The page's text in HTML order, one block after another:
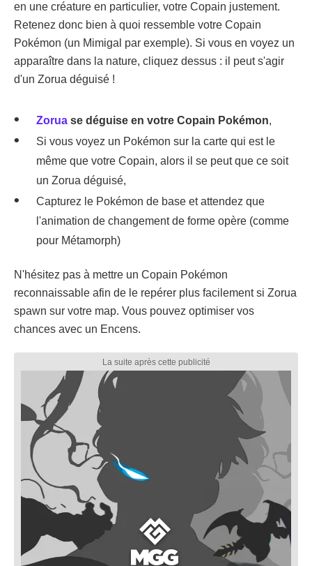
en une créature en particulier, votre Copain justement.
Retenez donc bien à quoi ressemble votre Copain
Pokémon (un Mimigal par exemple). Si vous en voyez un
apparaître dans la nature, cliquez dessus : il peut s'agir
d'un Zorua déguisé !
Zorua se déguise en votre Copain Pokémon,
Si vous voyez un Pokémon sur la carte qui est le
même que votre Copain, alors il se peut que ce soit
un Zorua déguisé,
Capturez le Pokémon de base et attendez que
l'animation de changement de forme opère (comme
pour Métamorph)
N'hésitez pas à mettre un Copain Pokémon
reconnaissable afin de le repérer plus facilement si Zorua
spawn sur votre map. Vous pouvez optimiser vos
chances avec un Encens.